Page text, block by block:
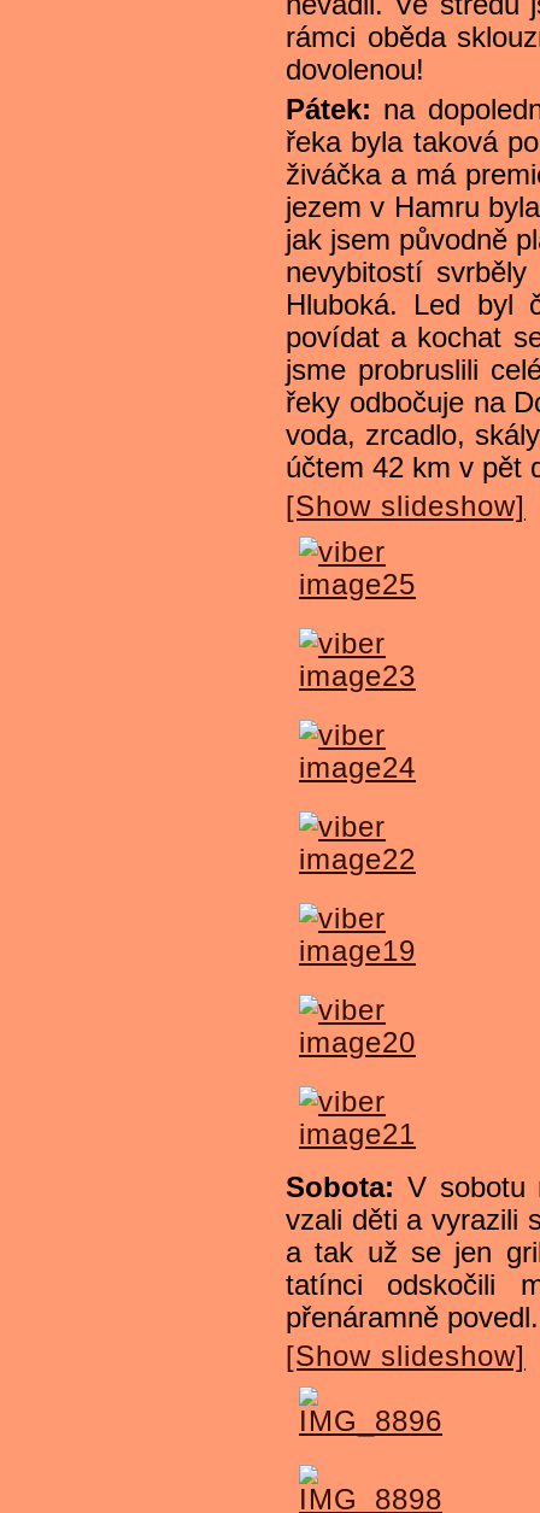
rámci oběda
dovolenou!
Pátek: na
řeka byla taková
živáčka a má
jezem v Hamru
jak jsem původně
nevybitostí
Hluboká. Led byl
povídat a kochat
jsme probruslili
řeky odbočuje na
voda, zrcadlo,
účtem 42 km v pět
[Show slideshow]
Sobota: V sobotu
vzali děti a vyrazili
a tak už se jen
tatínci odskočili
přenáramně povedl.
[Show slideshow]